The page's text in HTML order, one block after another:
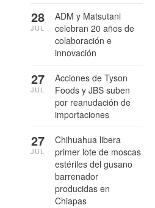
ADM y Matsutani
celebran 20 años de
colaboración e
innovación
28
JUL
Acciones de Tyson
Foods y JBS suben
por reanudación de
importaciones
27
JUL
Chihuahua libera
primer lote de moscas
estériles del gusano
barrenador
producidas en
Chiapas
27
JUL